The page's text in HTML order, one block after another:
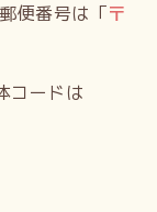
便番号は「〒
コードは